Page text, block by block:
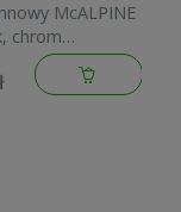
McALPINE
chrom